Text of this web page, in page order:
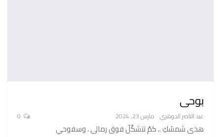
بوحى
عبد الناصر الجوهري مارس 23, 2024
هذى شمسُكِ .. كمْ تتشكَّلُ فوق رمالى ، وسفوحي